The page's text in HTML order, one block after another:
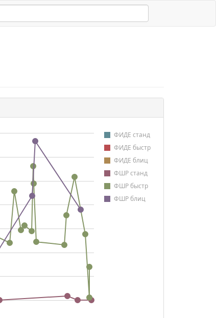
ФИДЕ станд
ФИДЕ быстр
ФИДЕ блиц
ФШР станд
ФШР быстр
ФШР блиц